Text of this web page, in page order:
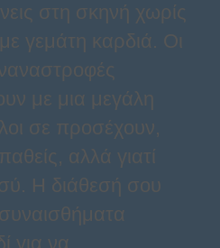
στη σκηνή χωρίς
γεμάτη καρδιά. Οι
με μια μεγάλη
σε προσέχουν,
αλλά γιατί
Η διάθεσή σου
για να